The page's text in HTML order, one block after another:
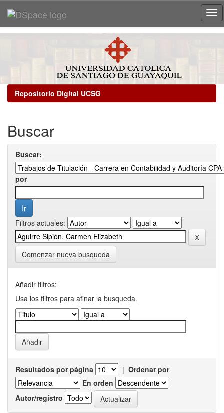
Repositorio Digital UCSG
Buscar
Buscar:
por
Filtros actuales:
Comenzar nueva busqueda
Añadir filtros:
Usa los filtros para afinar la busqueda.
Resultados por página | Ordenar por
En orden
Autor/registro